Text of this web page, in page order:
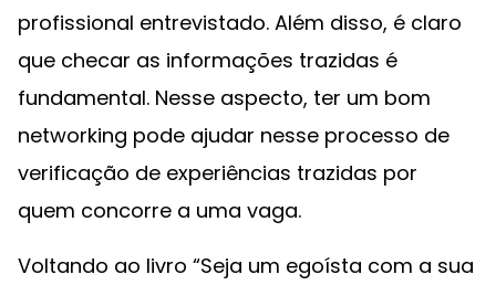
profissional entrevistado. Além disso, é claro
que checar as informações trazidas é
fundamental. Nesse aspecto, ter um bom
networking pode ajudar nesse processo de
verificação de experiências trazidas por
quem concorre a uma vaga.
Voltando ao livro “Seja um egoísta com a sua